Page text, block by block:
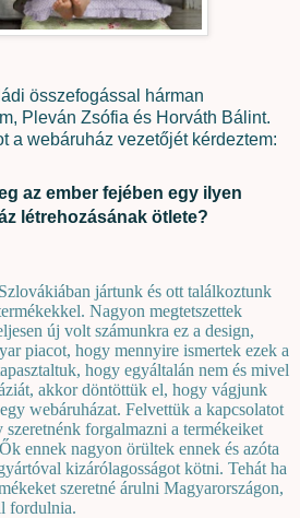
összefogással hárman
Pleván Zsófia és Horváth Bálint.
a webáruház vezetőjét kérdeztem:
az ember fejében egy ilyen
létrehozásának ötlete?
jártunk és ott találkoztunk
Nagyon megtetszettek
új volt számunkra ez a design,
piacot, hogy mennyire ismertek ezek a
hogy egyáltalán nem és mivel
akkor döntöttük el, hogy vágjunk
webáruházat. Felvettük a kapcsolatot
forgalmazni a termékeiket
ennek nagyon örültek ennek és azóta
kizárólagosságot kötni. Tehát ha
szeretné árulni Magyarországon,
fordulnia.